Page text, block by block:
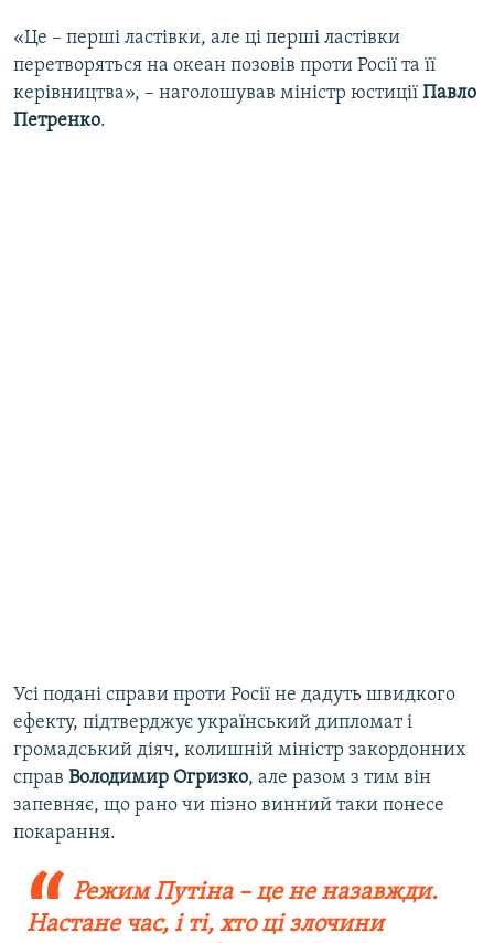
«Це – перші ластівки, але ці перші ластівки
перетворяться на океан позовів проти Росії та її
керівництва», – наголошував міністр юстиції Павло
Петренко.
Усі подані справи проти Росії не дадуть швидкого
ефекту, підтверджує український дипломат і
громадський діяч, колишній міністр закордонних
справ Володимир Огризко, але разом з тим він
запевняє, що рано чи пізно винний таки понесе
покарання.
Режим Путіна – це не назавжди.
Настане час, і ті, хто ці злочини